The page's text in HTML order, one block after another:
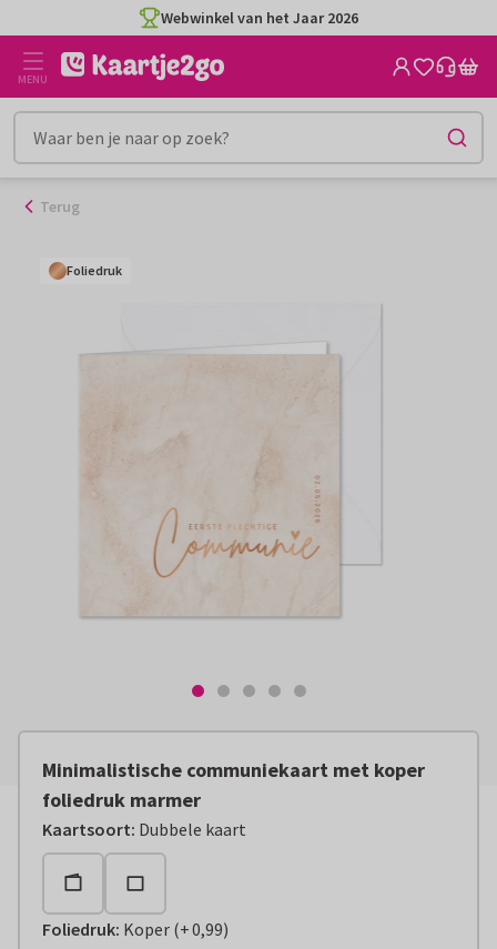
naar
inhoud
Webwinkel van het Jaar 2026
MENU
Terug
Foliedruk
Foliedruk
Foliedruk
Foliedruk
Foliedruk
Minimalistische communiekaart met koper
foliedruk marmer
Kaartsoort: Dubbele kaart
Foliedruk: Koper (+0,99)